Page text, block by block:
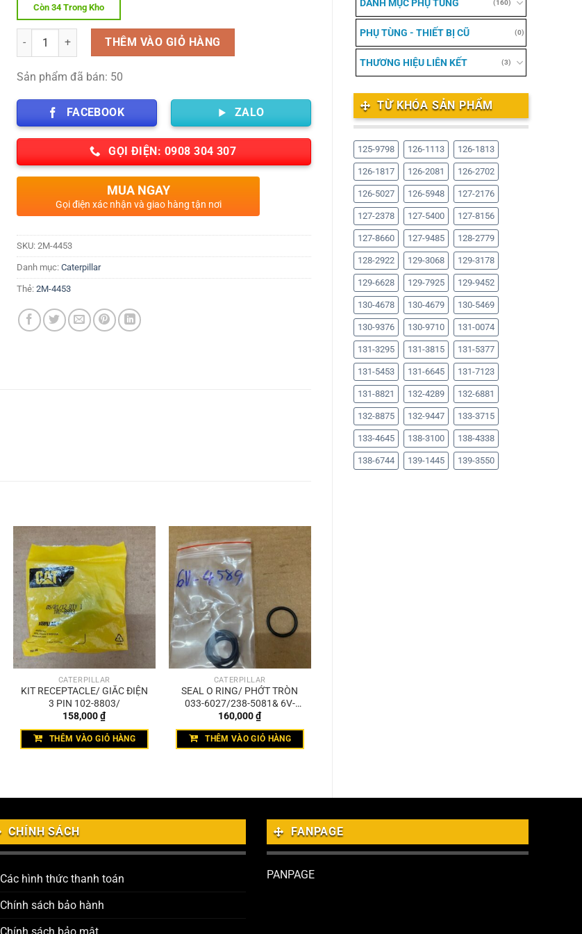
DANH MỤC PHỤ TÙNG (160)
PHỤ TÙNG - THIẾT BỊ CŨ (0)
THƯƠNG HIỆU LIÊN KẾT (3)
TỪ KHÓA SẢN PHẨM
125-9798 126-1113 126-1813
126-1817 126-2081 126-2702
126-5027 126-5948 127-2176
127-2378 127-5400 127-8156
127-8660 127-9485 128-2779
128-2922 129-3068 129-3178
129-6628 129-7925 129-9452
130-4678 130-4679 130-5469
130-9376 130-9710 131-0074
131-3295 131-3815 131-5377
131-5453 131-6645 131-7123
131-8821 132-4289 132-6881
132-8875 132-9447 133-3715
133-4645 138-3100 138-4338
138-6744 139-1445 139-3550
Còn 34 Trong Kho
Số lượng THÊM VÀO GIỎ HÀNG
Sản phẩm đã bán: 50
FACEBOOK ZALO
GỌI ĐIỆN: 0908 304 307
MUA NGAY
Gọi điện xác nhận và giao hàng tận nơi
SKU:2M-4453
Danh mục:Caterpillar
Thẻ:2M-4453
CATERPILLAR
KIT RECEPTACLE/ GIẮC ĐIỆN
3 PIN 102-8803/
158,000₫
THÊM VÀO GIỎ HÀNG
CATERPILLAR
SEAL O RING/ PHỚT TRÒN
033-6027/238-5081& 6V-
4589
160,000₫
THÊM VÀO GIỎ HÀNG
CHÍNH SÁCH
Các hình thức thanh toán
Chính sách bảo hành
FANPAGE
PANPAGE